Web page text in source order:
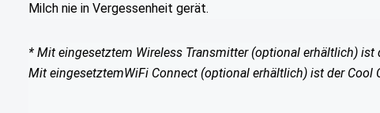
Milch nie in Vergessenheit gerät.
* Mit eingesetztem Wireless Transmitter (optional erhältlich)
Mit eingesetztemWiFi Connect (optional erhältlich) ist der